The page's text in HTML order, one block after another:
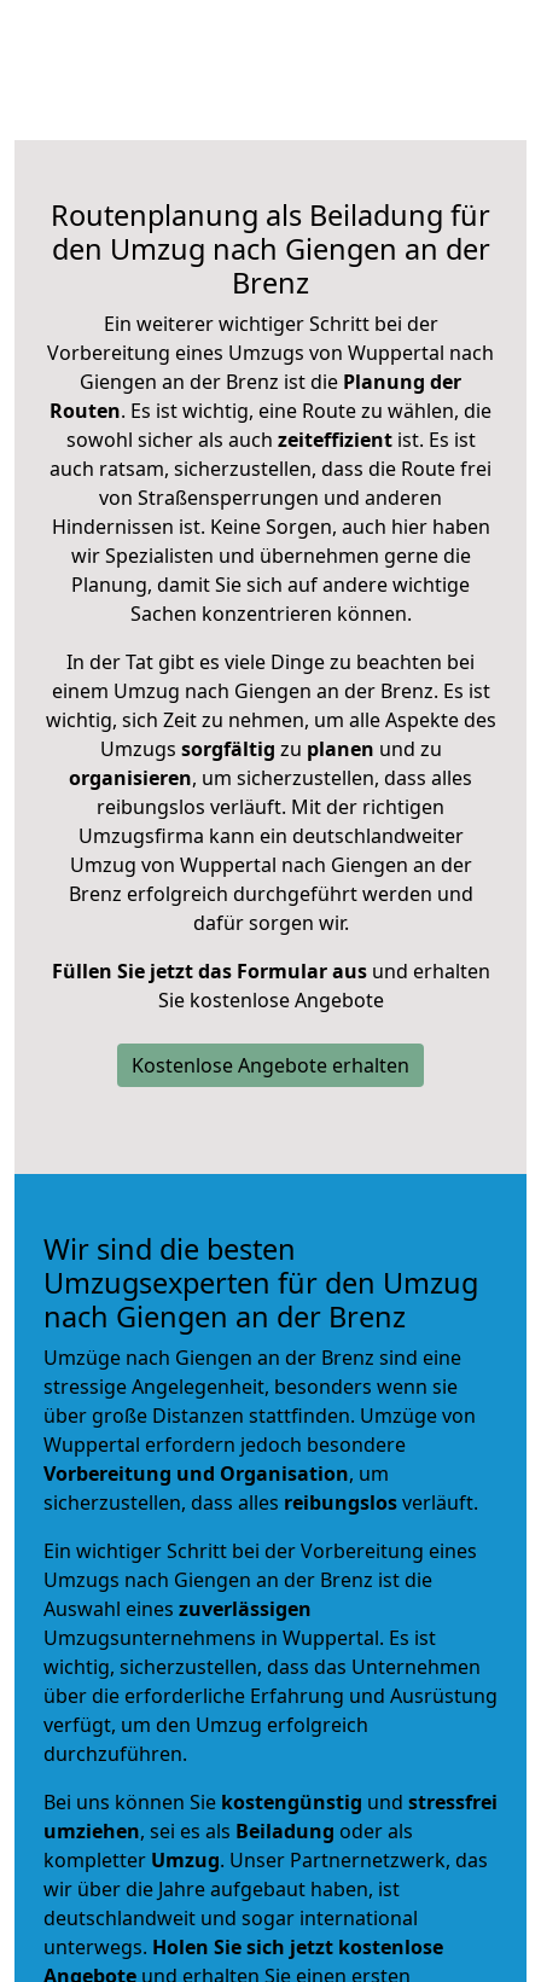
Routenplanung als Beiladung für
den Umzug nach Giengen an der
Brenz
Ein weiterer wichtiger Schritt bei der
Vorbereitung eines Umzugs von Wuppertal nach
Giengen an der Brenz ist die Planung der
Routen. Es ist wichtig, eine Route zu wählen, die
sowohl sicher als auch zeiteffizientist. Es ist
auch ratsam, sicherzustellen, dass die Route frei
von Straßensperrungen und anderen
Hindernissen ist. Keine Sorgen, auch hier haben
wir Spezialisten und übernehmen gerne die
Planung, damit Sie sich auf andere wichtige
Sachen konzentrieren können.
In der Tat gibt es viele Dinge zu beachten bei
einem Umzug nach Giengen an der Brenz. Es ist
wichtig, sich Zeit zu nehmen, um alle Aspekte des
Umzugs sorgfältig zu planen und zu
organisieren, um sicherzustellen, dass alles
reibungslos verläuft. Mit der richtigen
Umzugsfirma kann ein deutschlandweiter
Umzug von Wuppertal nach Giengen an der
Brenz erfolgreich durchgeführt werden und
dafür sorgen wir.
Füllen Sie jetzt das Formular ausund erhalten
Sie kostenlose Angebote
Kostenlose Angebote erhalten
Wir sind die besten
Umzugsexperten für den Umzug
nach Giengen an der Brenz
Umzüge nach Giengen an der Brenz sind eine
stressige Angelegenheit, besonders wenn sie
über große Distanzen stattfinden. Umzüge von
Wuppertal erfordern jedoch besondere
Vorbereitung und Organisation, um
sicherzustellen, dass alles reibungslosverläuft.
Ein wichtiger Schritt bei der Vorbereitung eines
Umzugs nach Giengen an der Brenz ist die
Auswahl eines zuverlässigen
Umzugsunternehmens in Wuppertal. Es ist
wichtig, sicherzustellen, dass das Unternehmen
über die erforderliche Erfahrung und Ausrüstung
verfügt, um den Umzug erfolgreich
durchzuführen.
Bei uns können Sie kostengünstig und stressfrei
umziehen, sei es als Beiladung oder als
kompletter Umzug. Unser Partnernetzwerk, das
wir über die Jahre aufgebaut haben, ist
deutschlandweit und sogar international
unterwegs. Holen Sie sich jetzt kostenlose
Angebote und erhalten Sie einen ersten